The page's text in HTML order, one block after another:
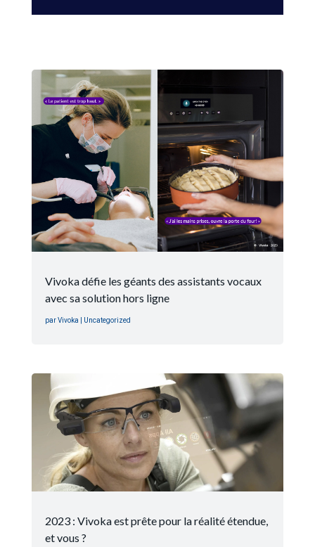
Vivoka défie les géants des assistants vocaux
avec sa solution hors ligne
parVivoka Uncategorized
2023 : Vivoka est prête pour la réalité étendue,
et vous ?